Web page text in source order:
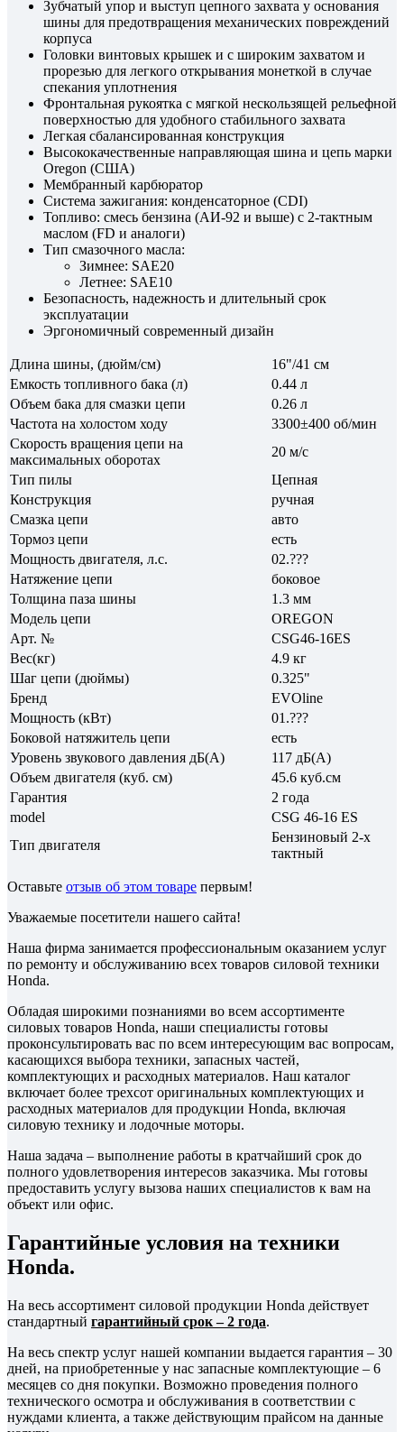
Зубчатый упор и выступ цепного захвата у основания
шины для предотвращения механических повреждений
корпуса
Головки винтовых крышек и с широким захватом и
прорезью для легкого открывания монеткой в случае
спекания уплотнения
Фронтальная рукоятка с мягкой нескользящей рельефной
поверхностью для удобного стабильного захвата
Легкая сбалансированная конструкция
Высококачественные направляющая шина и цепь марки
Oregon (США)
Мембранный карбюратор
Система зажигания: конденсаторное (CDI)
Топливо: смесь бензина (АИ-92 и выше) с 2-тактным
маслом (FD и аналоги)
Тип смазочного масла:
Зимнее: SAE20
Летнее: SAE10
Безопасность, надежность и длительный срок
эксплуатации
Эргономичный современный дизайн
Длина шины, (дюйм/см)
16"/41 см
Емкость топливного бака (л)
0.44 л
Объем бака для смазки цепи
0.26 л
Частота на холостом ходу
3300±400 об/мин
Скорость вращения цепи на
максимальных оборотах
20 м/с
Тип пилы
Цепная
Конструкция
ручная
Смазка цепи
авто
Тормоз цепи
есть
Мощность двигателя, л.с.
02.???
Натяжение цепи
боковое
Толщина паза шины
1.3 мм
Модель цепи
OREGON
Арт. №
CSG46-16ES
Вес(кг)
4.9 кг
Шаг цепи (дюймы)
0.325"
Бренд
EVOline
Мощность (кВт)
01.???
Боковой натяжитель цепи
есть
Уровень звукового давления дБ(A)
117 дБ(А)
Объем двигателя (куб. см)
45.6 куб.см
Гарантия
2 года
model
CSG 46-16 ES
Тип двигателя
Бензиновый 2-х
тактный
Оставьте отзыв об этом товаре первым!
Уважаемые посетители нашего сайта!
Наша фирма занимается профессиональным оказанием услуг
по ремонту и обслуживанию всех товаров силовой техники
Honda.
Обладая широкими познаниями во всем ассортименте
силовых товаров Honda, наши специалисты готовы
проконсультировать вас по всем интересующим вас вопросам,
касающихся выбора техники, запасных частей,
комплектующих и расходных материалов. Наш каталог
включает более трехсот оригинальных комплектующих и
расходных материалов для продукции Honda, включая
силовую технику и лодочные моторы.
Наша задача – выполнение работы в кратчайший срок до
полного удовлетворения интересов заказчика. Мы готовы
предоставить услугу вызова наших специалистов к вам на
объект или офис.
Гарантийные условия на техники
Honda.
На весь ассортимент силовой продукции Honda действует
стандартный гарантийный срок – 2 года.
На весь спектр услуг нашей компании выдается гарантия – 30
дней, на приобретенные у нас запасные комплектующие – 6
месяцев со дня покупки. Возможно проведения полного
технического осмотра и обслуживания в соответствии с
нуждами клиента, а также действующим прайсом на данные